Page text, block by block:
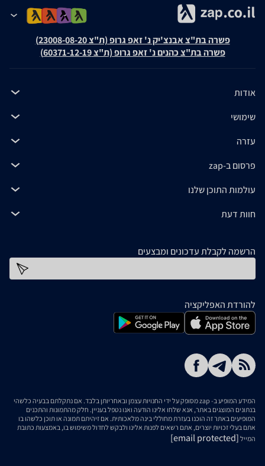
פשרה בת"צ אבנצ'יק נ' זאפ גרופ (ת"צ 23008-08-20)
פשרה בת"צ כהנים נ' זאפ גרופ (ת"צ 60371-12-19)
אודות
שימושי
עזרה
פרסום ב-zap
עולמות התוכן שלנו
חוות דעת
הרשמה לקבלת עדכונים ומבצעים
להורדת האפליקציה
המידע המופיע ב- zap מסופק על ידי החנויות עצמן ובאחריותן בלבד. אם נתקלתם בבעיה כלשהי
בנתונים המוצגים באתר, אנא שלחו אלינו הודעה ואנו נטפל בעניין. חלק מהתמונות והתכנים
המופיעים באתר זה הוכנו בעזרת מחוללי בינה מלאכותית. אם זיהיתם תמונה או תוכן כלשהו בו
אתם בעלי זכויות יוצרים, אתם רשאים לפנות אלינו ולבקש לחדול משימוש בו, באמצעות כתובת
המייל [email protected]